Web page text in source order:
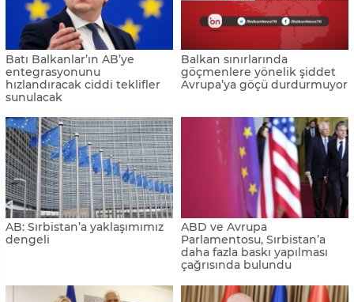
Batı Balkanlar’ın AB’ye
entegrasyonunu
hızlandıracak ciddi teklifler
sunulacak
Balkan sınırlarında
göçmenlere yönelik şiddet
Avrupa’ya göçü durdurmuyor
AB: Sırbistan’a yaklaşımımız
dengeli
ABD ve Avrupa
Parlamentosu, Sırbistan’a
daha fazla baskı yapılması
çağrısında bulundu